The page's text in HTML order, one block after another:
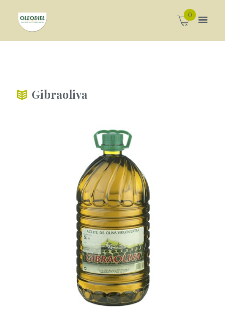
0
Gibraoliva